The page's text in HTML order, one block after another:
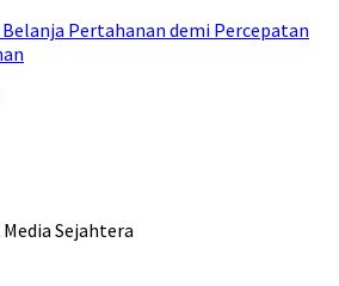
Pertahanan demi Percepatan
Sejahtera